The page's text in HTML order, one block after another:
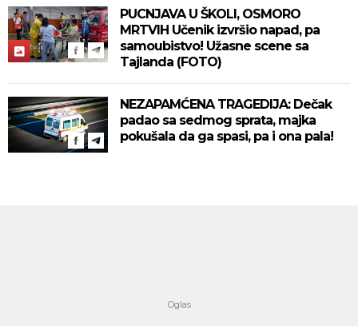
PUCNJAVA U ŠKOLI, OSMORO
MRTVIH Učenik izvršio napad, pa
samoubistvo! Užasne scene sa
Tajlanda (FOTO)
NEZAPAMĆENA TRAGEDIJA: Dečak
padao sa sedmog sprata, majka
pokušala da ga spasi, pa i ona pala!